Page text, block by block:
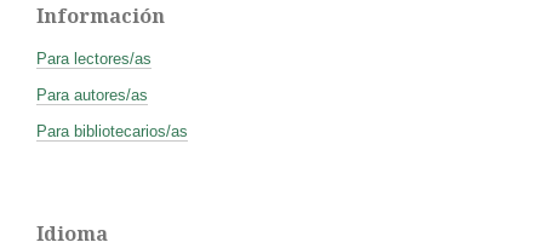
Información
Para lectores/as
Para autores/as
Para bibliotecarios/as
Idioma